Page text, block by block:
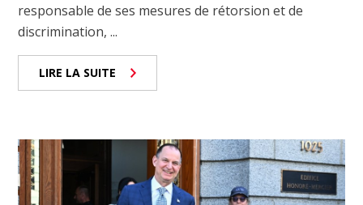
responsable de ses mesures de rétorsion et de
discrimination, ...
LIRE LA SUITE